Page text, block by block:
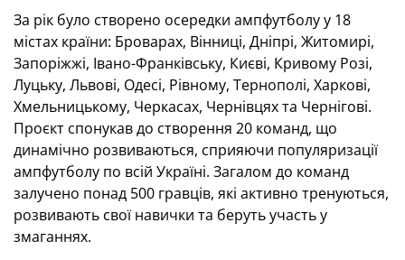
За рік було створено осередки ампфутболу у 18
містах країни: Броварах, Вінниці, Дніпрі, Житомирі,
Запоріжжі, Івано-Франківську, Києві, Кривому Розі,
Луцьку, Львові, Одесі, Рівному, Тернополі, Харкові,
Хмельницькому, Черкасах, Чернівцях та Чернігові.
Проєкт спонукав до створення 20 команд, що
динамічно розвиваються, сприяючи популяризації
ампфутболу по всій Україні. Загалом до команд
залучено понад 500 гравців, які активно тренуються,
розвивають свої навички та беруть участь у
змаганнях.